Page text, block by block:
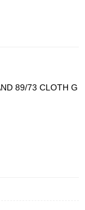
89/73 CLOTH G